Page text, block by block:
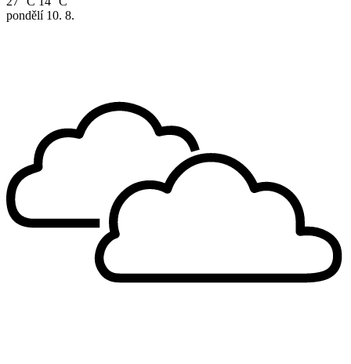
pondělí 10. 8.